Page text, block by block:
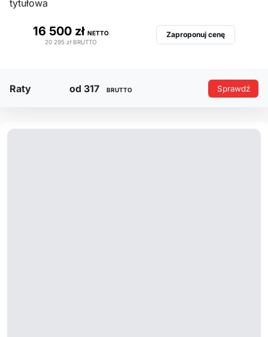
16 500 złNETTO
20 295 zł BRUTTO
Zaproponuj cenę
Raty od 317 BRUTTO Sprawdź